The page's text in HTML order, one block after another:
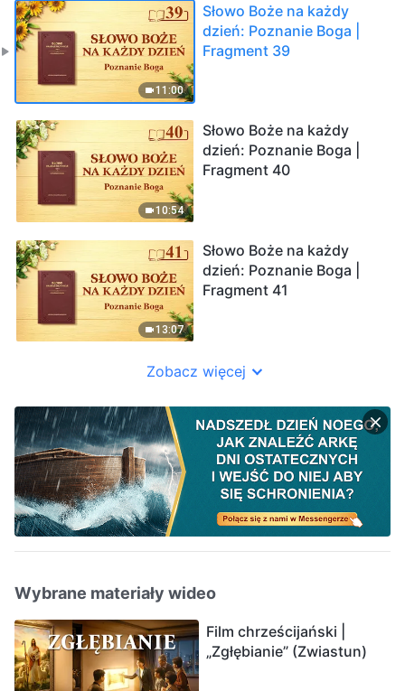
11:00
Słowo Boże na każdy
dzień: Poznanie Boga |
Fragment 39
10:54
Słowo Boże na każdy
dzień: Poznanie Boga |
Fragment 40
13:07
Słowo Boże na każdy
dzień: Poznanie Boga |
Fragment 41
Zobacz więcej
Wybrane materiały wideo
Film chrześcijański |
„Zgłębianie” (Zwiastun)